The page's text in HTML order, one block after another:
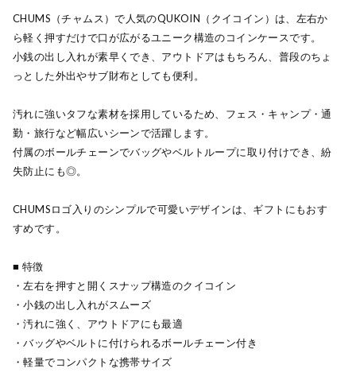
CHUMS（チャムス）で人気のQUKOIN（クイコイン）は、左右か
ら軽く押すだけで口が広がるユニーク構造のコインケースです。
小銭の出し入れが素早くでき、アウトドアはもちろん、普段のちょ
っとした外出やサブ財布としても便利。
汚れに強いタフな素材を採用しているため、フェス・キャンプ・通
勤・旅行など幅広いシーンで活躍します。
付属のボールチェーンでバッグやベルトループに取り付けでき、紛
失防止にも◎。
CHUMSロゴ入りのシンプルで可愛いデザインは、ギフトにもおす
すめです。
■ 特徴
・左右を押すと開くスナップ構造のクイコイン
・小銭の出し入れがスムーズ
・汚れに強く、アウトドアにも最適
・バッグやベルトに付けられるボールチェーン付き
・軽量でコンパクトな携帯サイズ